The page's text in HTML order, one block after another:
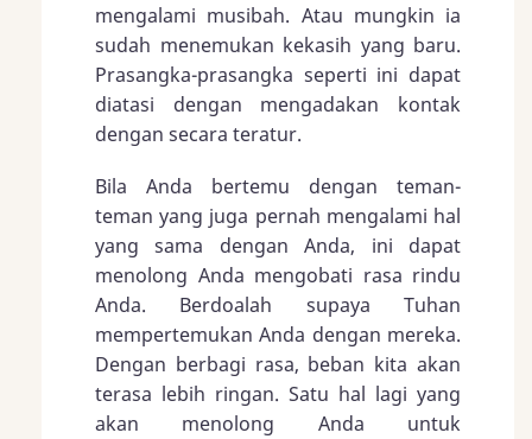
mengalami musibah. Atau mungkin ia
sudah menemukan kekasih yang baru.
Prasangka-prasangka seperti ini dapat
diatasi dengan mengadakan kontak
dengan secara teratur.
Bila Anda bertemu dengan teman-
teman yang juga pernah mengalami hal
yang sama dengan Anda, ini dapat
menolong Anda mengobati rasa rindu
Anda. Berdoalah supaya Tuhan
mempertemukan Anda dengan mereka.
Dengan berbagi rasa, beban kita akan
terasa lebih ringan. Satu hal lagi yang
akan menolong Anda untuk